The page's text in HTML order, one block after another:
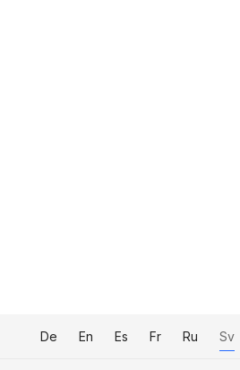
De En Es Fr Ru Sv